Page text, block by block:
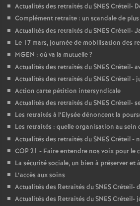
Actualités des retraités duSNESCréteil-
Complément retraite : un scandale de plus
Actualités des retraités duSNESCréteil-
Le 17 mars, journée de mobilisation des
MGEN : où va la mutuelle?
Actualités des retraités duSNESCréteil-
Actualités des retraités duSNESCréteil -
Action carte pétition intersyndicale
Actualités des retraités duSNESCréteil-
Les retraités à l’Elysée dénoncent la
Les retraités : quelle organisation au sein
Actualités des retraités duSNESCréteil -
COP21 - Faire entendre nos voix pour le
La sécurité sociale, un bien à préserver et
L’accès aux soins
Actualités des Retraités duSNESCréteil-
Actualités des Retraités duSNESCréteil-